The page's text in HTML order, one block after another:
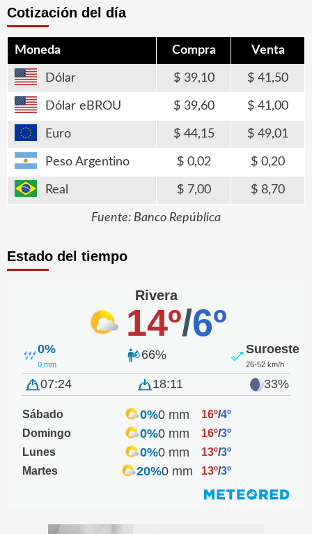
Cotización del día
Moneda Compra Venta
Dólar 39,10 41,50
Dólar eBROU 39,60 41,00
Euro 44,15 49,01
Peso Argentino 0,02 0,20
Real 7,00 8,70
Fuente: Banco República
Estado del tiempo
Rivera
14º/6º
0%
0 mm
66% Suroeste
26-52 km/h
07:24 18:11 33%
Sábado 0%0 mm 16º/4º
Domingo
0%0 mm 16º/3º
Lunes
0%0 mm 13º/3º
Martes
20%0 mm 13º/3º